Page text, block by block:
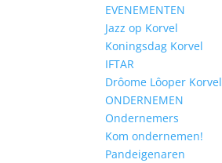
EVENEMENTEN
Jazz op Korvel
Koningsdag Korvel
IFTAR
Drôome Lôoper Korvel
ONDERNEMEN
Ondernemers
Kom ondernemen!
Pandeigenaren